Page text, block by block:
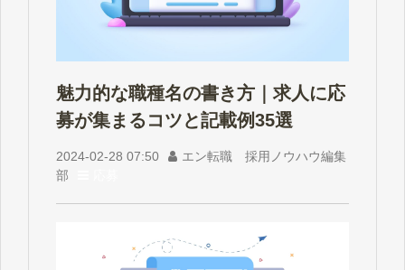
魅力的な職種名の書き方｜求人に応
募が集まるコツと記載例35選
2024-02-28 07:50
エン転職 採用ノウハウ編集
部